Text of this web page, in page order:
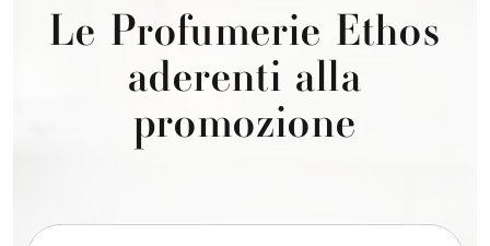
Le Profumerie Ethos
aderenti alla
promozione